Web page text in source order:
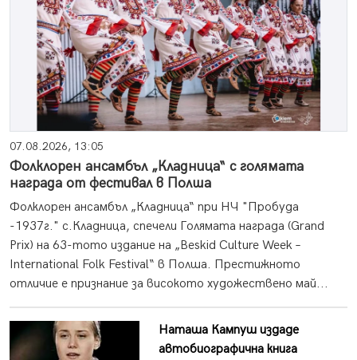
07.08.2026, 13:05
Фолклорен ансамбъл „Кладница“ с голямата
награда от фестивал в Полша
Фолклорен ансамбъл „Кладница“ при НЧ "Пробуда
-1937г." с.Кладница, спечели Голямата награда (Grand
Prix) на 63-тото издание на „Beskid Culture Week –
International Folk Festival“ в Полша. Престижното
отличие е признание за високото художествено май...
Наташа Кампуш издаде
автобиографична книга